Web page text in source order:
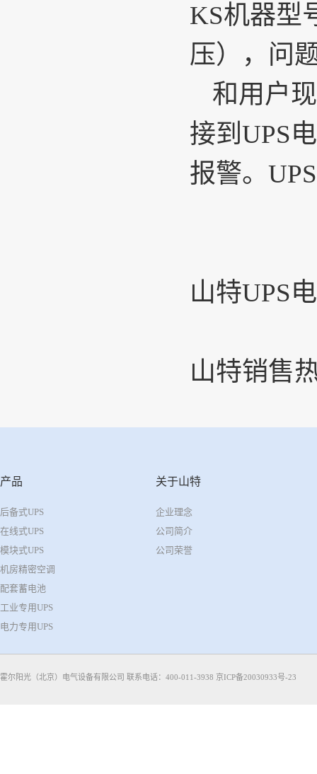
KS机器型
压），问
和用户
接到UPS
报警。
山特UPS
山特销售
产品
后备式UPS
在线式UPS
模块式UPS
机房精密空调
配套蓄电池
工业专用UPS
电力专用UPS
关于山特
企业理念
公司简介
公司荣誉
霍尔阳光（北京）电气设备有限公司 联系电话：400-011-3938 京ICP备20030933号-23